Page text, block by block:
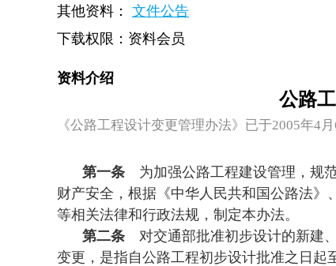
其他资料： 文件公告
下载权限：资料会员
资料介绍
公路
《公路工程设计变更管理办法》已于2005年4
第一条 为加强公路工程建设管理，规
财产安全，根据《中华人民共和国公路法》
等相关法律和行政法规，制定本办法。
第二条 对交通部批准初步设计的新建
变更，是指自公路工程初步设计批准之日